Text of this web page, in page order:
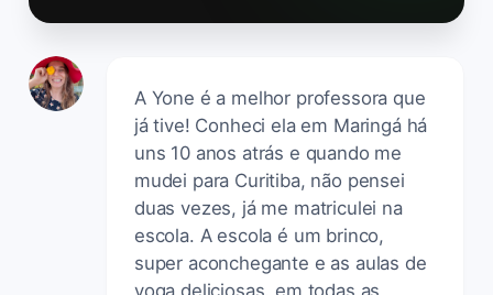
A Yone é a melhor professora que
já tive! Conheci ela em Maringá há
uns 10 anos atrás e quando me
mudei para Curitiba, não pensei
duas vezes, já me matriculei na
escola. A escola é um brinco,
super aconchegante e as aulas de
yoga deliciosas, em todas as